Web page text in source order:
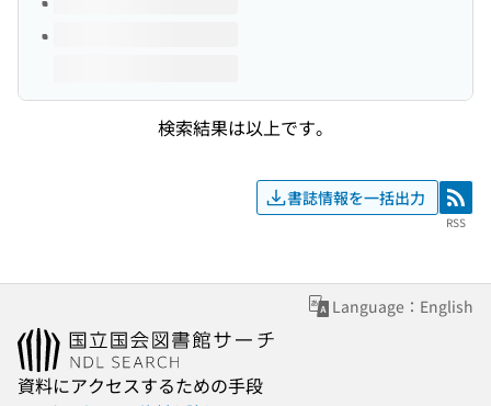
検索結果は以上です。
書誌情報を一括出力 RSS
RSS
Language：English
資料にアクセスするための手段